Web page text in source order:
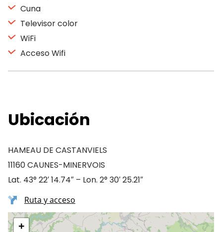
Cuna
Televisor color
WiFi
Acceso Wifi
Ubicación
HAMEAU DE CASTANVIELS
11160 CAUNES-MINERVOIS
Lat. 43° 22′ 14.74″ – Lon. 2° 30′ 25.21″
Ruta y acceso
+